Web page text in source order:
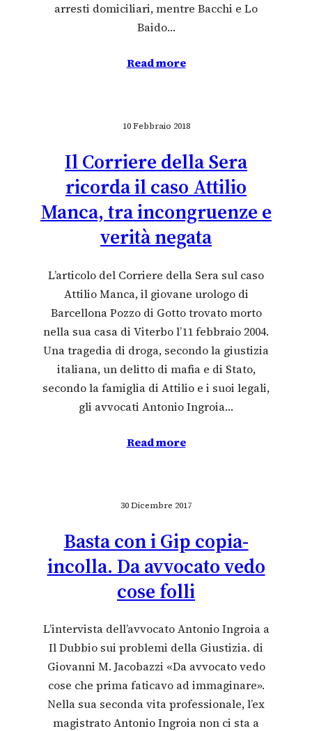
arresti domiciliari, mentre Bacchi e Lo
Baido…
Read more
10 Febbraio 2018
Il Corriere della Sera
ricorda il caso Attilio
Manca, tra incongruenze e
verità negata
L’articolo del Corriere della Sera sul caso
Attilio Manca, il giovane urologo di
Barcellona Pozzo di Gotto trovato morto
nella sua casa di Viterbo l’11 febbraio 2004.
Una tragedia di droga, secondo la giustizia
italiana, un delitto di mafia e di Stato,
secondo la famiglia di Attilio e i suoi legali,
gli avvocati Antonio Ingroia…
Read more
30 Dicembre 2017
Basta con i Gip copia-
incolla. Da avvocato vedo
cose folli
L’intervista dell’avvocato Antonio Ingroia a
Il Dubbio sui problemi della Giustizia. di
Giovanni M. Jacobazzi «Da avvocato vedo
cose che prima faticavo ad immaginare».
Nella sua seconda vita professionale, l’ex
magistrato Antonio Ingroia non ci sta a